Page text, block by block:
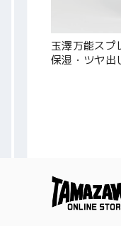
玉澤万能スプ
保湿・ツヤ出